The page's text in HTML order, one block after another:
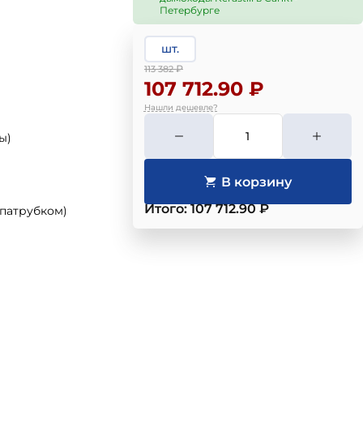
Петербурге
шт.
113 382₽
107 712.90 ₽
Нашли дешевле?
Итого: 107 712.90 ₽